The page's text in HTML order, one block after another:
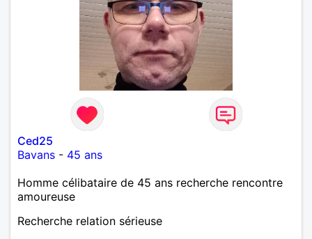
Ced25
Bavans - 45 ans
Homme célibataire de 45 ans recherche rencontre
amoureuse
Recherche relation sérieuse